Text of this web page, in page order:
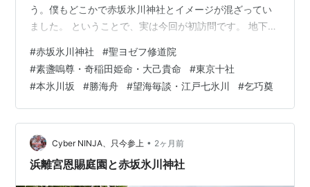
う。僕もどこかで赤坂氷川神社とイメージが混ざってい
ました。 ということで、実は今回が初訪問です。 地下鉄
の前の道を東に向かいます。 アメリカ大使館宿舎北側の
高台の上に、「赤坂氷川神社」があります。 途中、聖ヨ
ゼフ修道院（フランシスカン・チャペルセンター 六本木
教会）を右手に見ます。 第二次大戦後、六本木の元防衛
庁の敷地内にＧＨＱの建物がありました。 そこで働くア
メリカ人兵士…
#赤坂氷川神社 #聖ヨゼフ修道院
#素盞嗚尊・奇稲田姫命・大己貴命 #東京十社
#本氷川坂 #勝海舟 #望海毎談・江戸七氷川 #乞巧奠
Cyber NINJA、只今参上 • 2ヶ月前
浜離宮恩賜庭園と赤坂氷川神社